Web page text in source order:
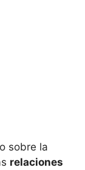
sobre la
relaciones